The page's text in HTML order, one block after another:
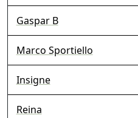
Gaspar B
Marco Sportiello
Insigne
Reina